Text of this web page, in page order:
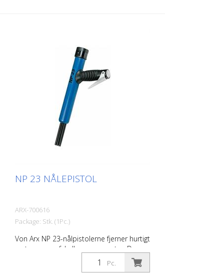
kg (10,6 lbs) Luftforbrug: 158 L/min. (5,6
cfm) Nåle ø 3mm: 49 stk. Lufttryk: 7 bar
(100 psi) maks. Forbindelse: G 3/8
Støjniveau: 101 dB (A)
NP 23 NÅLEPISTOL
ARX-700616
Package: Stk. (1Pc.)
Von Arx NP 23-nålpistolerne fjerner hurtigt
rust, renser, afskalker og opruster. De
udjævner i det væsentlige ujævne
overflader. Fordi nålene bevæger sig frit,
Pc.